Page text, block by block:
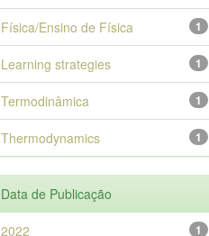
1
Física/Ensino de Física
1
Learning strategies
1
Termodinâmica
1
Thermodynamics
Data de Publicação
1
2022